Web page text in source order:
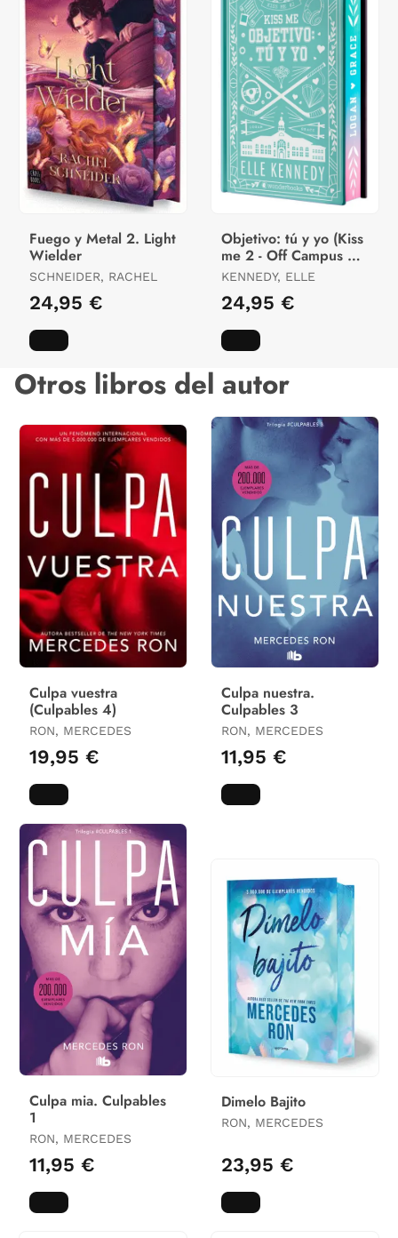
Fuego y Metal 2. Light
Wielder
SCHNEIDER, RACHEL
24,95 €
Objetivo: tú y yo (Kiss
me 2 - Off Campus 2) -
Edición Especial en
Tapa Dura con
KENNEDY, ELLE
24,95 €
Otros libros del autor
Culpa vuestra
(Culpables 4)
RON, MERCEDES
19,95 €
Culpa nuestra.
Culpables 3
RON, MERCEDES
11,95 €
Culpa mia. Culpables
1
RON, MERCEDES
11,95 €
Dimelo Bajito
RON, MERCEDES
23,95 €